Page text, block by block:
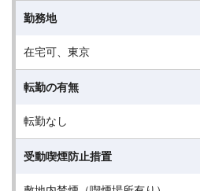
勤務地
在宅可、東京
転勤の有無
転勤なし
受動喫煙防止措置